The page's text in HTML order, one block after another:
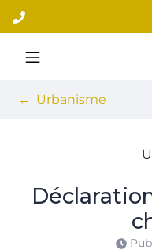
Aller
au
contenu
Urbanisme